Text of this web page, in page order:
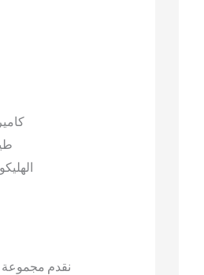
نقدم مجموعة